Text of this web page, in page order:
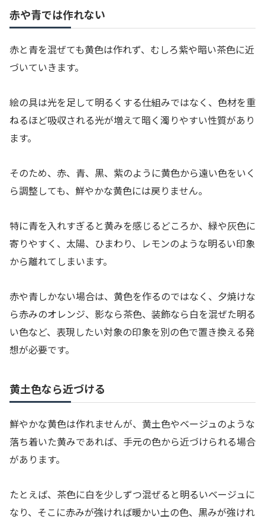
赤や青では作れない
赤と青を混ぜても黄色は作れず、むしろ紫や暗い茶色に近
づいていきます。
絵の具は光を足して明るくする仕組みではなく、色材を重
ねるほど吸収される光が増えて暗く濁りやすい性質があり
ます。
そのため、赤、青、黒、紫のように黄色から遠い色をいく
ら調整しても、鮮やかな黄色には戻りません。
特に青を入れすぎると黄みを感じるどころか、緑や灰色に
寄りやすく、太陽、ひまわり、レモンのような明るい印象
から離れてしまいます。
赤や青しかない場合は、黄色を作るのではなく、夕焼けな
ら赤みのオレンジ、影なら茶色、装飾なら白を混ぜた明る
い色など、表現したい対象の印象を別の色で置き換える発
想が必要です。
黄土色なら近づける
鮮やかな黄色は作れませんが、黄土色やベージュのような
落ち着いた黄みであれば、手元の色から近づけられる場合
があります。
たとえば、茶色に白を少しずつ混ぜると明るいベージュに
なり、そこに赤みが強ければ暖かい土の色、黒みが強けれ